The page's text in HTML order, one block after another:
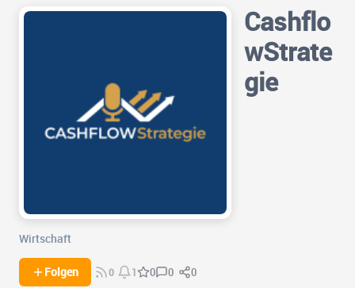
Cashflo
wStrate
gie
Wirtschaft
Folgen 0 1 0 0 0